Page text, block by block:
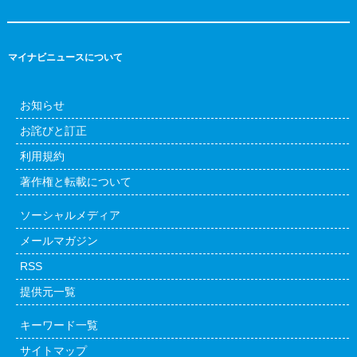
マイナビニュースについて
お知らせ
お詫びと訂正
利用規約
著作権と転載について
ソーシャルメディア
メールマガジン
RSS
提供元一覧
キーワード一覧
サイトマップ